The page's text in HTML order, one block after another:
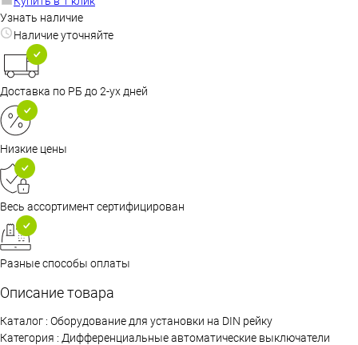
Узнать наличие
Наличие уточняйте
Доставка по РБ до 2-ух дней
Низкие цены
Весь ассортимент сертифицирован
Разные способы оплаты
Описание товара
Каталог : Оборудование для установки на DIN рейку
Категория : Дифференциальные автоматические выключатели